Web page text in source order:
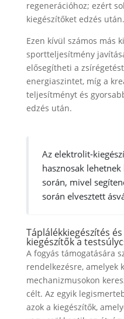
regenerációhoz; ezért
kiegészítőket edzés után.
Ezen kívül számos más
sportteljesítmény
elősegítheti a
energiaszintet, míg a
teljesítményt és
edzés után.
Az elektrolit-
hasznosak
során, mivel
során elvesztett
Táplálékkiegészítés
kiegészítők a
A fogyás támogatására
rendelkezésre, amelyek
mechanizmusokon
célt. Az egyik
azok a kiegészítők,